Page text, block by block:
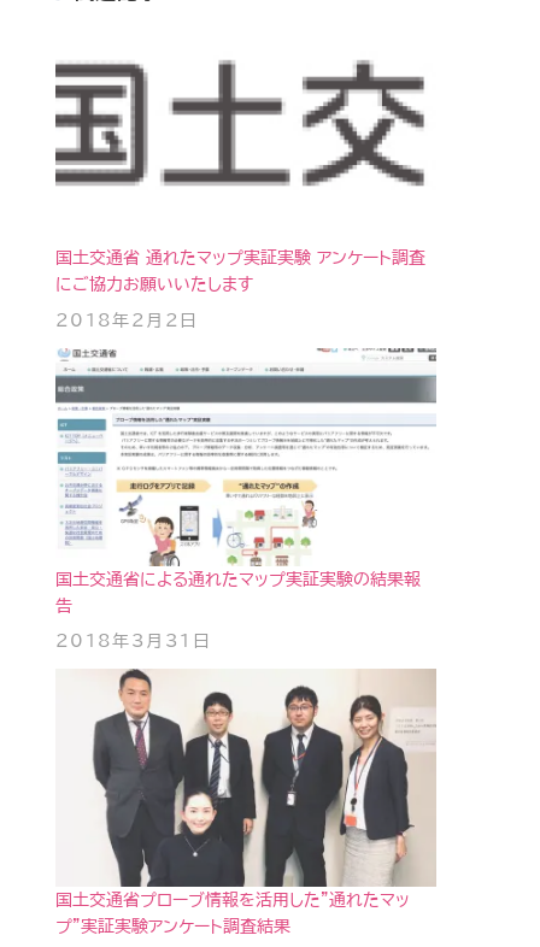
国土交通省 通れたマップ実証実験 アンケート調査
にご協力お願いいたします
2018年2月2日
国土交通省による通れたマップ実証実験の結果報
告
2018年3月31日
国土交通省プローブ情報を活用した”通れたマッ
プ”実証実験アンケート調査結果